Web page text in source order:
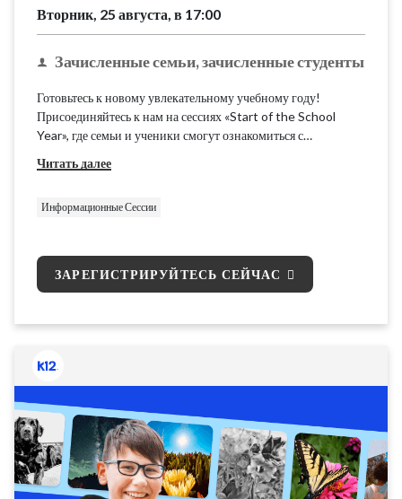
Вторник, 25 августа, в 17:00
Зачисленные семьи, зачисленные студенты
Готовьтесь к новому увлекательному учебному году!
Присоединяйтесь к нам на сессиях «Start of the School
Year», где семьи и ученики смогут ознакомиться с
информацию и ресурсы по программе K12 School (OLS),
Читать далее
Информационные Сессии
ЗАРЕГИСТРИРУЙТЕСЬ СЕЙЧАС